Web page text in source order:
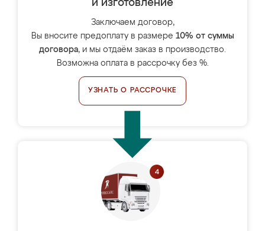
и изготовление
Заключаем договор,
Вы вносите предоплату в размере 10% от суммы
договора, и мы отдаём заказ в производство.
Возможна оплата в рассрочку без %.
УЗНАТЬ О РАССРОЧКЕ